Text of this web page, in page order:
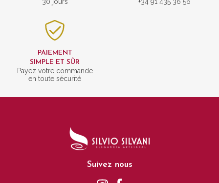
PAIEMENT
SIMPLE ET SÛR
Payez votre commande
en toute sécurité
Suivez nous